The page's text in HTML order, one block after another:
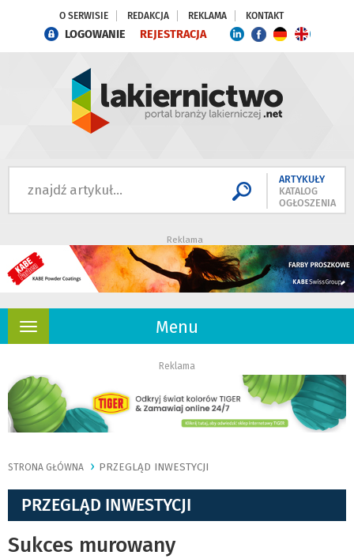
O SERWISIE REDAKCJA REKLAMA KONTAKT
LOGOWANIE REJESTRACJA
ARTYKUŁY
KATALOG
OGŁOSZENIA
Reklama
Menu
Rozwiń
Reklama
STRONA GŁÓWNA PRZEGLĄD INWESTYCJI
PRZEGLĄD INWESTYCJI
Sukces murowany